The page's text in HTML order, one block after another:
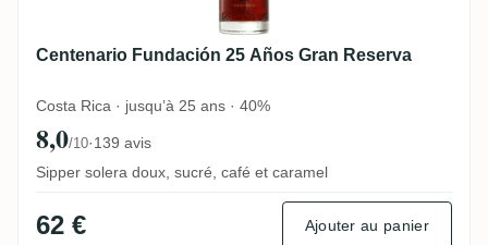
Centenario Fundación 25 Años Gran Reserva
Costa Rica · jusqu’à 25 ans · 40%
8,0/10·139 avis
Sipper solera doux, sucré, café et caramel
62 € Ajouter au panier